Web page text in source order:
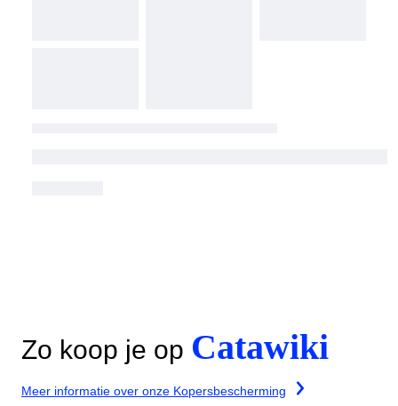
Zo koop je op Catawiki
Meer informatie over onze Kopersbescherming